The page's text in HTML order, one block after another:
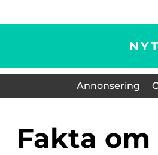
Annonsering
fakta